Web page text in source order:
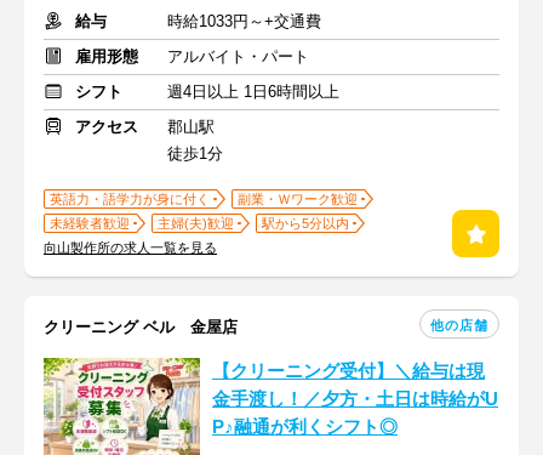
給与
時給1033円～+交通費
雇用形態
アルバイト・パート
シフト
週4日以上 1日6時間以上
アクセス
郡山駅
徒歩1分
英語力・語学力が身に付く
副業・Ｗワーク歓迎
未経験者歓迎
主婦(夫)歓迎
駅から5分以内
向山製作所の求人一覧を見る
クリーニング ベル 金屋店 他の店舗
【クリーニング受付】＼給与は現
金手渡し！／夕方・土日は時給がU
P♪融通が利くシフト◎